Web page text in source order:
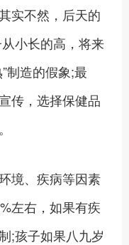
实不然，后天的
小长的高，将来
制造的假象;最
传，选择保健品
境、疾病等因素
左右，如果有疾
;孩子如果八九岁